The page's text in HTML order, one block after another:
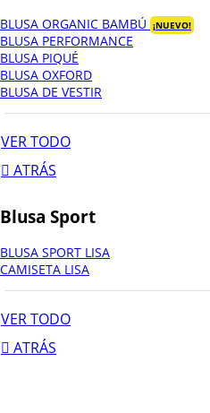
BLUSA ORGANIC BAMBÚ ¡NUEVO!
BLUSA PERFORMANCE
BLUSA PIQUÉ
BLUSA OXFORD
BLUSA DE VESTIR
VER TODO
ATRÁS
Blusa Sport
BLUSA SPORT LISA
CAMISETA LISA
VER TODO
ATRÁS